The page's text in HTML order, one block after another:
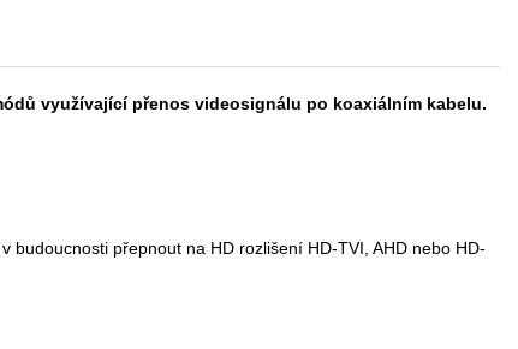
využívající přenos videosignálu po koaxiálním kabelu.
přepnout na HD rozlišení HD-TVI, AHD nebo HD-